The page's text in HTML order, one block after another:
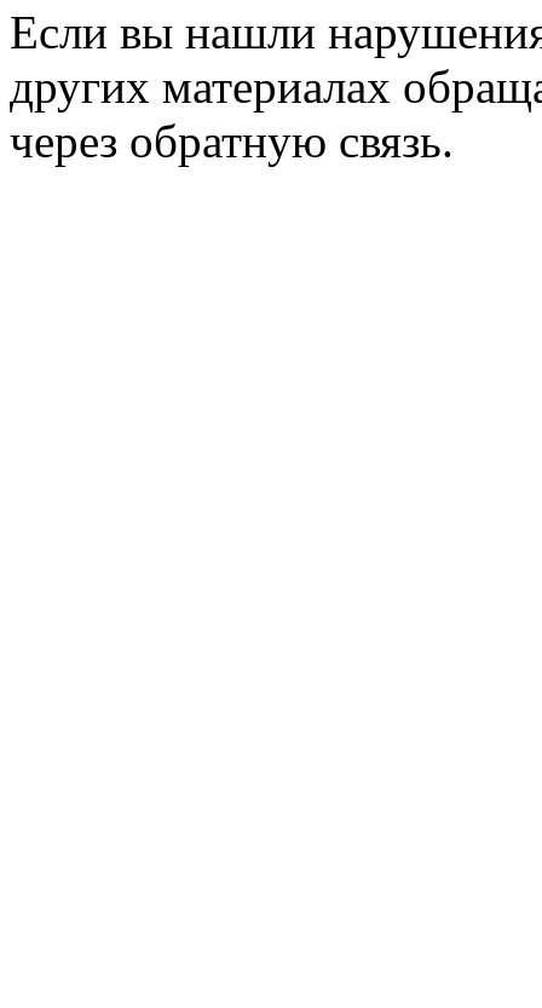
Если вы нашли
других материалах
через обратную связь.